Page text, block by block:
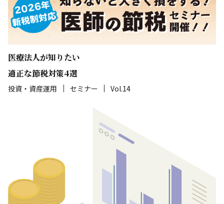
医療法人が知りたい
適正な節税対策4選
投資・資産運用 セミナー Vol.14